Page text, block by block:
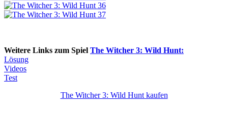
Weitere Links zum Spiel The Witcher 3: Wild Hunt:
Lösung
Videos
Test
The Witcher 3: Wild Hunt kaufen